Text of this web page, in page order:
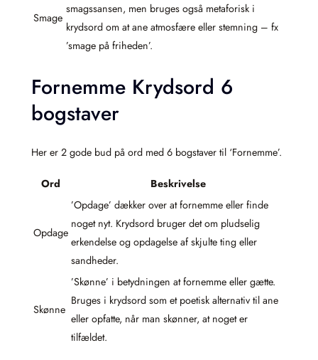
Smage
smagssansen, men bruges også metaforisk i
krydsord om at ane atmosfære eller stemning – fx
’smage på friheden’.
Fornemme Krydsord 6
bogstaver
Her er 2 gode bud på ord med 6 bogstaver til ‘Fornemme’.
Ord Beskrivelse
Opdage
’Opdage’ dækker over at fornemme eller finde
noget nyt. Krydsord bruger det om pludselig
erkendelse og opdagelse af skjulte ting eller
sandheder.
Skønne
’Skønne’ i betydningen at fornemme eller gætte.
Bruges i krydsord som et poetisk alternativ til ane
eller opfatte, når man skønner, at noget er
tilfældet.